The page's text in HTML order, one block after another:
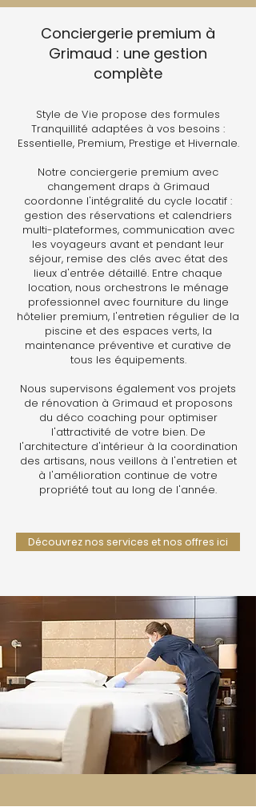
Conciergerie premium à
Grimaud : une gestion
complète
Style de Vie propose des formules
Tranquillité adaptées à vos besoins :
Essentielle, Premium, Prestige et Hivernale.
Notre conciergerie premium avec
changement draps à Grimaud
coordonne l'intégralité du cycle locatif :
gestion des réservations et calendriers
multi-plateformes, communication avec
les voyageurs avant et pendant leur
séjour, remise des clés avec état des
lieux d'entrée détaillé. Entre chaque
location, nous orchestrons le ménage
professionnel avec fourniture du linge
hôtelier premium, l'entretien régulier de la
piscine et des espaces verts, la
maintenance préventive et curative de
tous les équipements.
Nous supervisons également vos projets
de rénovation à Grimaud et proposons
du déco coaching pour optimiser
l'attractivité de votre bien. De
l'architecture d'intérieur à la coordination
des artisans, nous veillons à l'entretien et
à l'amélioration continue de votre
propriété tout au long de l'année.
Découvrez nos services et nos offres ici